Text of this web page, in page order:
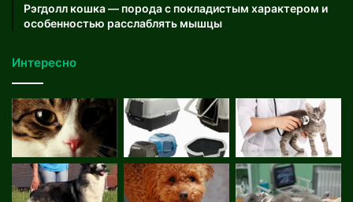
Рэгдолл кошка — порода с покладистым характером и
особенностью расслаблять мышцы
Интересно